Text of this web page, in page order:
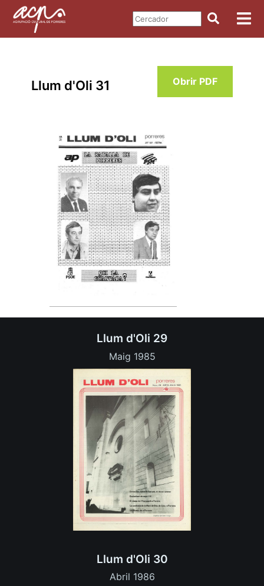
Llum d'Oli 31 Obrir PDF
Llum d'Oli 29
Maig 1985
Llum d'Oli 30
Abril 1986